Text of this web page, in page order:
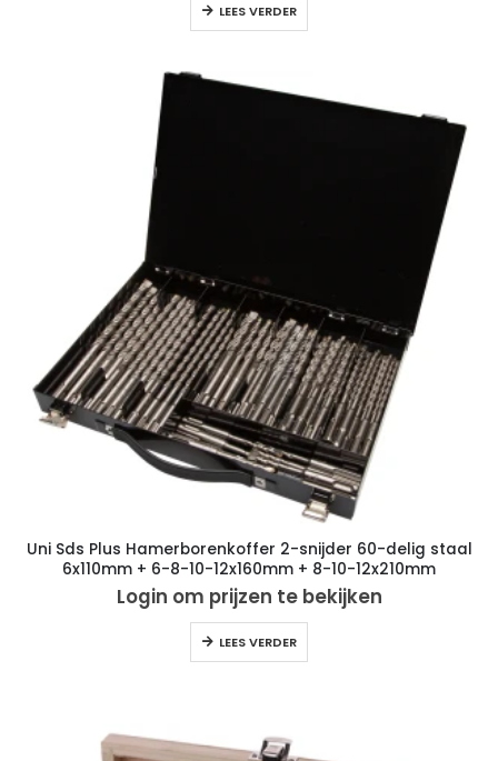
LEES VERDER
Uni Sds Plus Hamerborenkoffer 2-snijder 60-delig staal
6x110mm + 6-8-10-12x160mm + 8-10-12x210mm
Login om prijzen te bekijken
LEES VERDER